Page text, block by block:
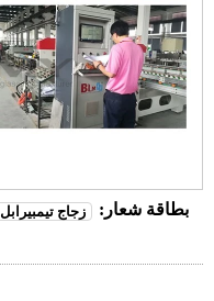
بطاقة شعار: زجاج تيمبيرابل